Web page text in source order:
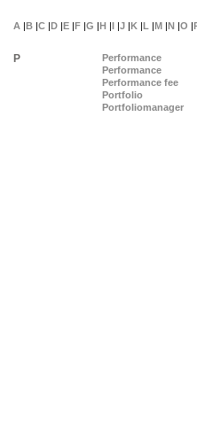
A |B |C |D |E |F |G |H |I |J |K |L |M |N |O |
P
Performance
Performance
Performance fee
Portfolio
Portfoliomanager